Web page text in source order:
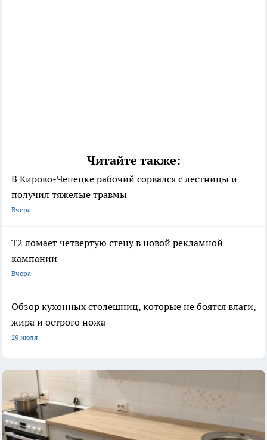
Читайте также:
В Кирово-Чепецке рабочий сорвался с лестницы и
получил тяжелые травмы
Вчера
Т2 ломает четвертую стену в новой рекламной
кампании
Вчера
Обзор кухонных столешниц, которые не боятся влаги,
жира и острого ножа
29 июля